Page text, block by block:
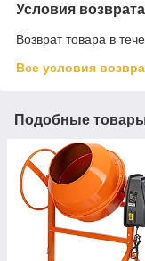
Условия возврата
Возврат товара в
Все условия
Подобные